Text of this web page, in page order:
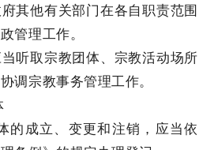
其他有关部门在各自职责范围
管理工作。
取宗教团体、宗教活动场所
协调宗教事务管理工作。
成立、变更和注销，应当依